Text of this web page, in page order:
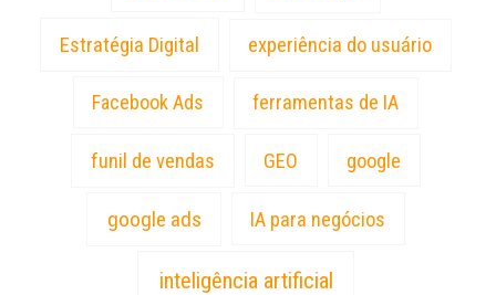
Estratégia Digital experiência do usuário
Facebook Ads ferramentas de IA
funil de vendas GEO google
google ads IA para negócios
inteligência artificial